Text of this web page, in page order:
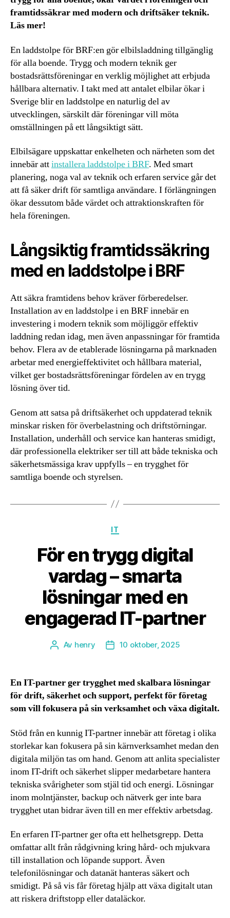
framtidssäkrar med modern och driftsäker teknik.
Läs mer!
En laddstolpe för BRF:en gör elbilsladdning tillgänglig
för alla boende. Trygg och modern teknik ger
bostadsrättsföreningar en verklig möjlighet att erbjuda
hållbara alternativ. I takt med att antalet elbilar ökar i
Sverige blir en laddstolpe en naturlig del av
utvecklingen, särskilt där föreningar vill möta
omställningen på ett långsiktigt sätt.
Elbilsägare uppskattar enkelheten och närheten som det
innebär attinstallera laddstolpe i BRF. Med smart
planering, noga val av teknik och erfaren service går det
att få säker drift för samtliga användare. I förlängningen
ökar dessutom både värdet och attraktionskraften för
hela föreningen.
Långsiktig framtidssäkring
med en laddstolpe i BRF
Att säkra framtidens behov kräver förberedelser.
Installation av en laddstolpe i en BRF innebär en
investering i modern teknik som möjliggör effektiv
laddning redan idag, men även anpassningar för framtida
behov. Flera av de etablerade lösningarna på marknaden
arbetar med energieffektivitet och hållbara material,
vilket ger bostadsrättsföreningar fördelen av en trygg
lösning över tid.
Genom att satsa på driftsäkerhet och uppdaterad teknik
minskar risken för överbelastning och driftstörningar.
Installation, underhåll och service kan hanteras smidigt,
där professionella elektriker ser till att både tekniska och
säkerhetsmässiga krav uppfylls – en trygghet för
samtliga boende och styrelsen.
Kategorier
IT
För en trygg digital
vardag – smarta
lösningar med en
engagerad IT-partner
Inläggsförfattare
Av henry Inläggsdatum
10 oktober, 2025
En IT-partner ger trygghet med skalbara lösningar
för drift, säkerhet och support, perfekt för företag
som vill fokusera på sin verksamhet och växa digitalt.
Stöd från en kunnig IT-partner innebär att företag i olika
storlekar kan fokusera på sin kärnverksamhet medan den
digitala miljön tas om hand. Genom att anlita specialister
inom IT-drift och säkerhet slipper medarbetare hantera
tekniska svårigheter som stjäl tid och energi. Lösningar
inom molntjänster, backup och nätverk ger inte bara
trygghet utan bidrar även till en mer effektiv arbetsdag.
En erfaren IT-partner ger ofta ett helhetsgrepp. Detta
omfattar allt från rådgivning kring hård- och mjukvara
till installation och löpande support. Även
telefonilösningar och datanät hanteras säkert och
smidigt. På så vis får företag hjälp att växa digitalt utan
att riskera driftstopp eller dataläckor.